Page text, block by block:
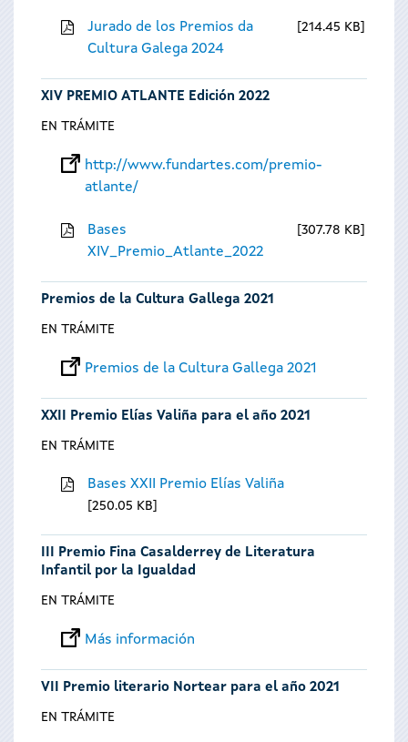
Jurado de los Premios da
Cultura Galega 2024
214.45 KB
XIV PREMIO ATLANTE Edición 2022
EN TRÁMITE
http://www.fundartes.com/premio-
atlante/
Bases
XIV_Premio_Atlante_2022
307.78 KB
Premios de la Cultura Gallega 2021
EN TRÁMITE
Premios de la Cultura Gallega 2021
XXII Premio Elías Valiña para el año 2021
EN TRÁMITE
Bases XXII Premio Elías Valiña
250.05 KB
III Premio Fina Casalderrey de Literatura
Infantil por la Igualdad
EN TRÁMITE
Más información
VII Premio literario Nortear para el año 2021
EN TRÁMITE